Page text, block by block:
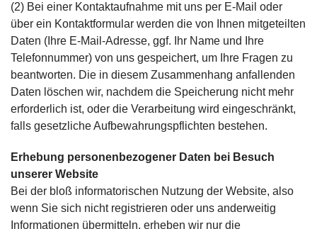
(2) Bei einer Kontaktaufnahme mit uns per E-Mail oder
über ein Kontaktformular werden die von Ihnen mitgeteilten
Daten (Ihre E-Mail-Adresse, ggf. Ihr Name und Ihre
Telefonnummer) von uns gespeichert, um Ihre Fragen zu
beantworten. Die in diesem Zusammenhang anfallenden
Daten löschen wir, nachdem die Speicherung nicht mehr
erforderlich ist, oder die Verarbeitung wird eingeschränkt,
falls gesetzliche Aufbewahrungspflichten bestehen.
Erhebung personenbezogener Daten bei Besuch
unserer Website
Bei der bloß informatorischen Nutzung der Website, also
wenn Sie sich nicht registrieren oder uns anderweitig
Informationen übermitteln, erheben wir nur die